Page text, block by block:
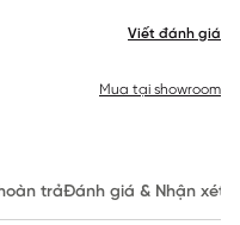
Viết đánh giá
Mua tại showroom
trảĐánh giá & Nhận xét